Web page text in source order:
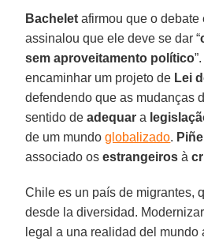
Bachelet afirmou que o debate
assinalou que ele deve se dar “
sem aproveitamento político
encaminhar um projeto de Lei
defendendo que as mudanças
sentido deadequar a
de um mundoglobalizado.
associado osestrangeiros à
Chile es un país de migrantes,
desde la diversidad.
legal a una realidad del mundo